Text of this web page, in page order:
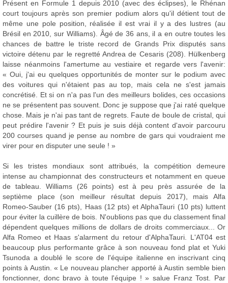
Présent en Formule 1 depuis 2010 (avec des éclipses), le Rhénan
court toujours après son premier podium alors qu'il détient tout de
même une pole position, réalisée il est vrai il y a des lustres (au
Brésil en 2010, sur Williams). Âgé de 36 ans, il a en outre toutes les
chances de battre le triste record de Grands Prix disputés sans
victoire détenu par le regretté Andrea de Cesaris (208). Hülkenberg
laisse néanmoins l'amertume au vestiaire et regarde vers l'avenir:
« Oui, j'ai eu quelques opportunités de monter sur le podium avec
des voitures qui n'étaient pas au top, mais cela ne s'est jamais
concrétisé. Et si on n'a pas l'un des meilleurs bolides, ces occasions
ne se présentent pas souvent. Donc je suppose que j'ai raté quelque
chose. Mais je n'ai pas tant de regrets. Faute de boule de cristal, qui
peut prédire l'avenir ? Et puis je suis déjà content d'avoir parcouru
200 courses quand je pense au nombre de gars qui voudraient me
virer pour en disputer une seule ! »
Si les tristes mondiaux sont attribués, la compétition demeure
intense au championnat des constructeurs et notamment en queue
de tableau. Williams (26 points) est à peu près assurée de la
septième place (son meilleur résultat depuis 2017), mais Alfa
Romeo-Sauber (16 pts), Haas (12 pts) et AlphaTauri (10 pts) luttent
pour éviter la cuillère de bois. N'oublions pas que du classement final
dépendent quelques millions de dollars de droits commerciaux... Or
Alfa Romeo et Haas s'alarment du retour d'AlphaTauri. L'AT04 est
beaucoup plus performante grâce à son nouveau fond plat et Yuki
Tsunoda a doublé le score de l'équipe italienne en inscrivant cinq
points à Austin. « Le nouveau plancher apporté à Austin semble bien
fonctionner, donc bravo à toute l'équipe ! » salue Franz Tost. Par